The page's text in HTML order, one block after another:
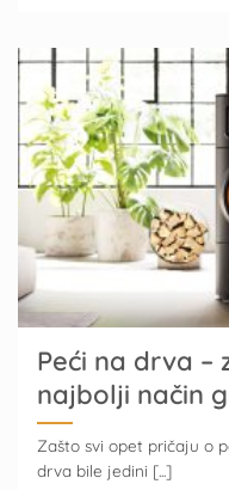
Peći na drva –
najbolji način
Zašto svi opet pričaju o
drva bile jedini [...]